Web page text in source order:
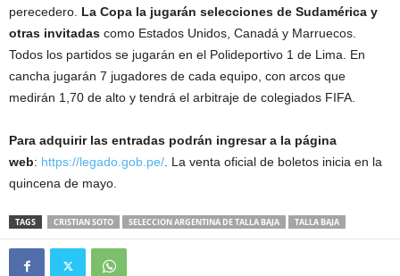
perecedero. La Copa la jugarán selecciones de Sudamérica y
otras invitadas como Estados Unidos, Canadá y Marruecos.
Todos los partidos se jugarán en el Polideportivo 1 de Lima. En
cancha jugarán 7 jugadores de cada equipo, con arcos que
medirán 1,70 de alto y tendrá el arbitraje de colegiados FIFA.
Para adquirir las entradas podrán ingresar a la página
web: https://legado.gob.pe/ . La venta oficial de boletos inicia en la
quincena de mayo.
TAGS CRISTIAN SOTO SELECCION ARGENTINA DE TALLA BAJA TALLA BAJA